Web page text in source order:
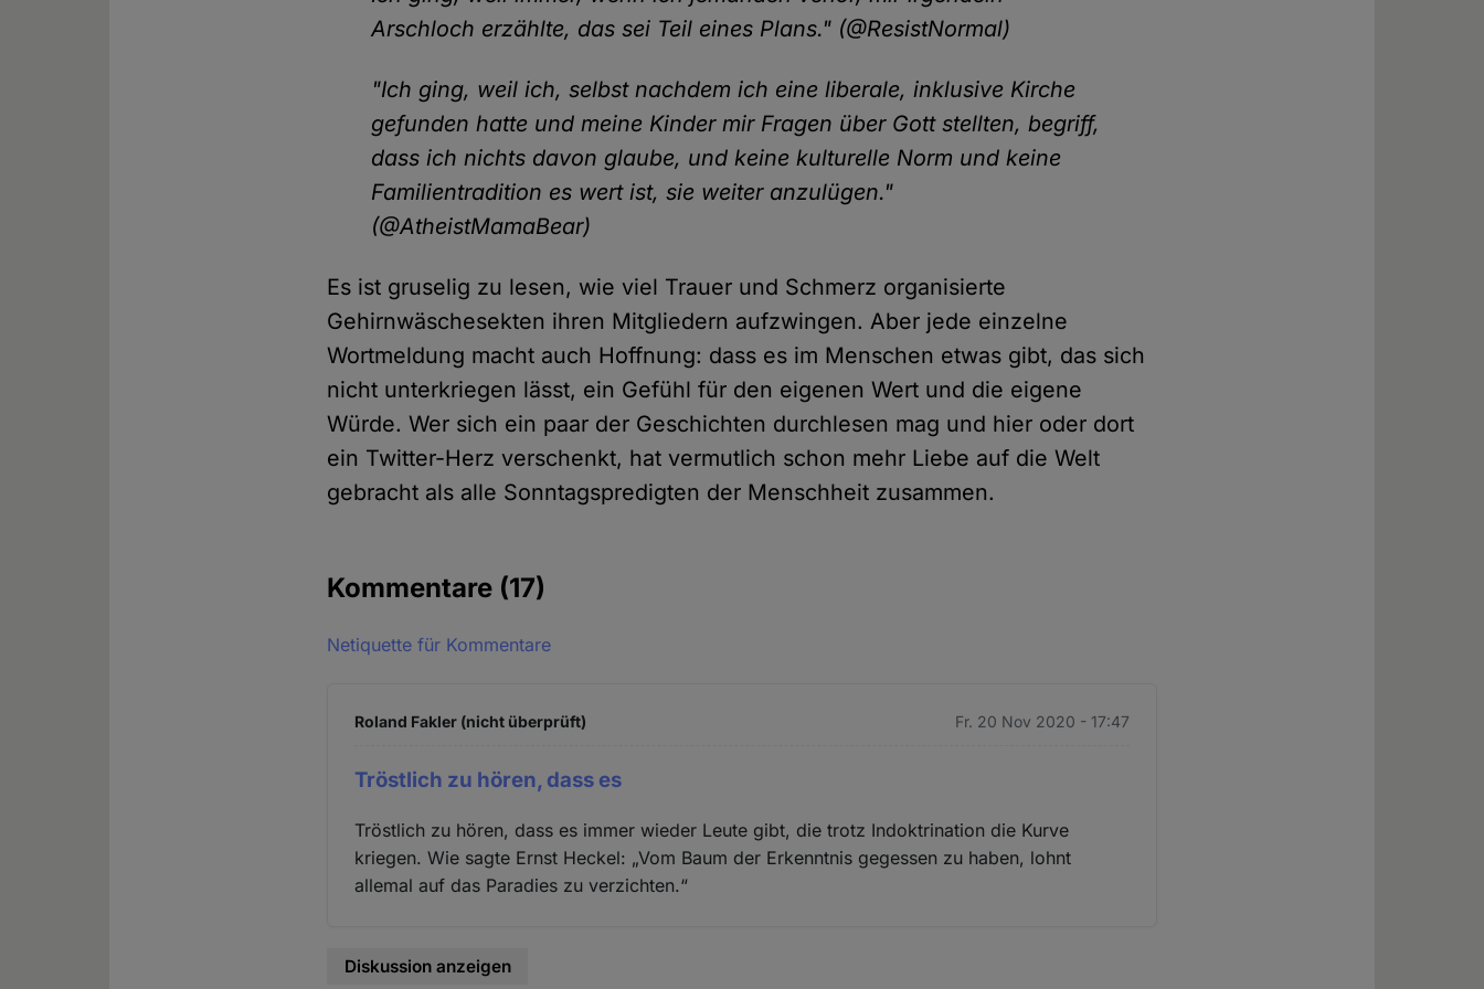
Arschloch erzählte, das sei Teil eines Plans." (@ResistNormal)
"Ich ging, weil ich, selbst nachdem ich eine liberale, inklusive Kirche
gefunden hatte und meine Kinder mir Fragen über Gott stellten, begriff,
dass ich nichts davon glaube, und keine kulturelle Norm und keine
Familientradition es wert ist, sie weiter anzulügen."
(@AtheistMamaBear)
Es ist gruselig zu lesen, wie viel Trauer und Schmerz organisierte
Gehirnwäschesekten ihren Mitgliedern aufzwingen. Aber jede einzelne
Wortmeldung macht auch Hoffnung: dass es im Menschen etwas gibt, das sich
nicht unterkriegen lässt, ein Gefühl für den eigenen Wert und die eigene
Würde. Wer sich ein paar der Geschichten durchlesen mag und hier oder dort
ein Twitter-Herz verschenkt, hat vermutlich schon mehr Liebe auf die Welt
gebracht als alle Sonntagspredigten der Menschheit zusammen.
Kommentare (17)
Netiquette für Kommentare
Roland Fakler (nicht überprüft) Fr. 20 Nov 2020 - 17:47
Tröstlich zu hören, dass es
Tröstlich zu hören, dass es immer wieder Leute gibt, die trotz Indoktrination die Kurve
kriegen. Wie sagte Ernst Heckel: „Vom Baum der Erkenntnis gegessen zu haben, lohnt
allemal auf das Paradies zu verzichten.“
Diskussion anzeigen